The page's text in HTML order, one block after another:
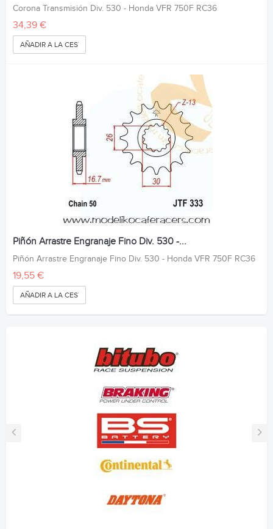
Corona Transmisión Div. 530 - Honda VFR 750F RC36
34,39 €
AÑADIR A LA CESTA
Piñón Arrastre Engranaje Fino Div. 530 -...
Piñón Arrastre Engranaje Fino Div. 530 - Honda VFR 750F RC36
19,55 €
AÑADIR A LA CESTA